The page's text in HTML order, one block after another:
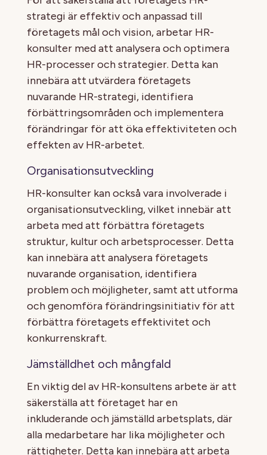
strategi är effektiv och anpassad till
företagets mål och vision, arbetar HR-
konsulter med att analysera och optimera
HR-processer och strategier. Detta kan
innebära att utvärdera företagets
nuvarande HR-strategi, identifiera
förbättringsområden och implementera
förändringar för att öka effektiviteten och
effekten av HR-arbetet.
Organisationsutveckling
HR-konsulter kan också vara involverade i
organisationsutveckling, vilket innebär att
arbeta med att förbättra företagets
struktur, kultur och arbetsprocesser. Detta
kan innebära att analysera företagets
nuvarande organisation, identifiera
problem och möjligheter, samt att utforma
och genomföra förändringsinitiativ för att
förbättra företagets effektivitet och
konkurrenskraft.
Jämställdhet och mångfald
En viktig del av HR-konsultens arbete är att
säkerställa att företaget har en
inkluderande och jämställd arbetsplats, där
alla medarbetare har lika möjligheter och
rättigheter. Detta kan innebära att arbeta